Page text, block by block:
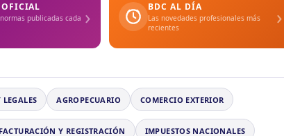
publicadas cada › BDC AL DÍA
Las novedades profesionales más
recientes
›
AGROPECUARIO COMERCIO EXTERIOR
FACTURACIÓN Y REGISTRACIÓN IMPUESTOS NACIONALES